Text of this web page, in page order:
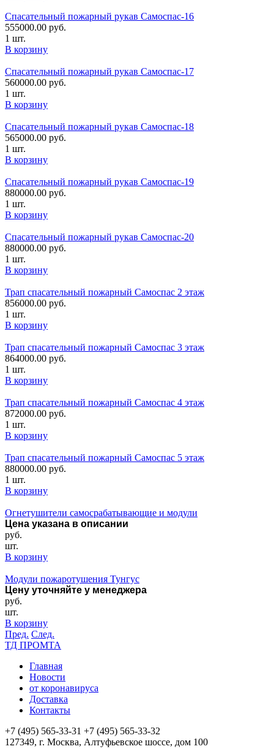
Спасательный пожарный рукав Самоспас-16
555000.00 руб.
1 шт.
В корзину
Спасательный пожарный рукав Самоспас-17
560000.00 руб.
1 шт.
В корзину
Спасательный пожарный рукав Самоспас-18
565000.00 руб.
1 шт.
В корзину
Спасательный пожарный рукав Самоспас-19
880000.00 руб.
1 шт.
В корзину
Спасательный пожарный рукав Самоспас-20
880000.00 руб.
1 шт.
В корзину
Трап спасательный пожарный Самоспас 2 этаж
856000.00 руб.
1 шт.
В корзину
Трап спасательный пожарный Самоспас 3 этаж
864000.00 руб.
1 шт.
В корзину
Трап спасательный пожарный Самоспас 4 этаж
872000.00 руб.
1 шт.
В корзину
Трап спасательный пожарный Самоспас 5 этаж
880000.00 руб.
1 шт.
В корзину
Огнетушители самосрабатывающие и модули
Цена указана в описании
руб.
шт.
В корзину
Модули пожаротушения Тунгус
Цену уточняйте у менеджера
руб.
шт.
В корзину
Пред. След.
ТД ПРОМТА
Главная
Новости
от коронавируса
Доставка
Контакты
+7 (495) 565-33-31 +7 (495) 565-33-32
127349, г. Москва, Алтуфьевское шоссе, дом 100